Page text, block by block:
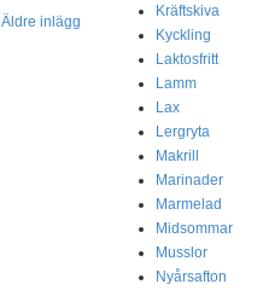
Äldre inlägg
Kräftskiva
Kyckling
Laktosfritt
Lamm
Lax
Lergryta
Makrill
Marinader
Marmelad
Midsommar
Musslor
Nyårsafton